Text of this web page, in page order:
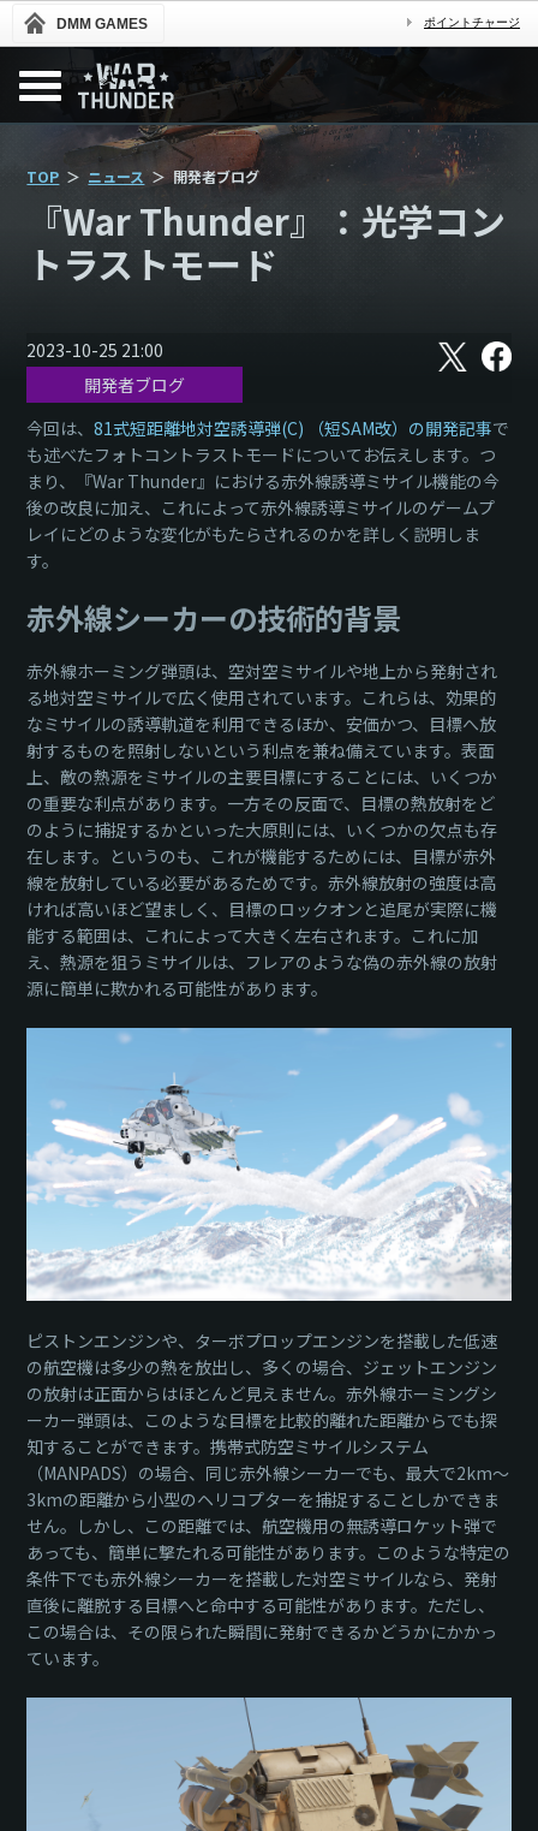
DMM GAMES ポイントチャージ
TOP ニュース 開発者ブログ
『War Thunder』：光学コン
トラストモード
2023-10-25 21:00 X フ
ェ
ブ
ッ
ク
開発者ブログ
今回は、81式短距離地対空誘導弾(C) （短SAM改）の開発記事で
も述べたフォトコントラストモードについてお伝えします。つ
まり、『War Thunder』における赤外線誘導ミサイル機能の今
後の改良に加え、これによって赤外線誘導ミサイルのゲームプ
レイにどのような変化がもたらされるのかを詳しく説明しま
す。
赤外線シーカーの技術的背景
赤外線ホーミング弾頭は、空対空ミサイルや地上から発射され
る地対空ミサイルで広く使用されています。これらは、効果的
なミサイルの誘導軌道を利用できるほか、安価かつ、目標へ放
射するものを照射しないという利点を兼ね備えています。表面
上、敵の熱源をミサイルの主要目標にすることには、いくつか
の重要な利点があります。一方その反面で、目標の熱放射をど
のように捕捉するかといった大原則には、いくつかの欠点も存
在します。というのも、これが機能するためには、目標が赤外
線を放射している必要があるためです。赤外線放射の強度は高
ければ高いほど望ましく、目標のロックオンと追尾が実際に機
能する範囲は、これによって大きく左右されます。これに加
え、熱源を狙うミサイルは、フレアのような偽の赤外線の放射
源に簡単に欺かれる可能性があります。
ピストンエンジンや、ターボプロップエンジンを搭載した低速
の航空機は多少の熱を放出し、多くの場合、ジェットエンジン
の放射は正面からはほとんど見えません。赤外線ホーミングシ
ーカー弾頭は、このような目標を比較的離れた距離からでも探
知することができます。携帯式防空ミサイルシステム
（MANPADS）の場合、同じ赤外線シーカーでも、最大で2km～
3kmの距離から小型のヘリコプターを捕捉することしかできま
せん。しかし、この距離では、航空機用の無誘導ロケット弾で
あっても、簡単に撃たれる可能性があります。このような特定の
条件下でも赤外線シーカーを搭載した対空ミサイルなら、発射
直後に離脱する目標へと命中する可能性があります。ただし、
この場合は、その限られた瞬間に発射できるかどうかにかかっ
ています。